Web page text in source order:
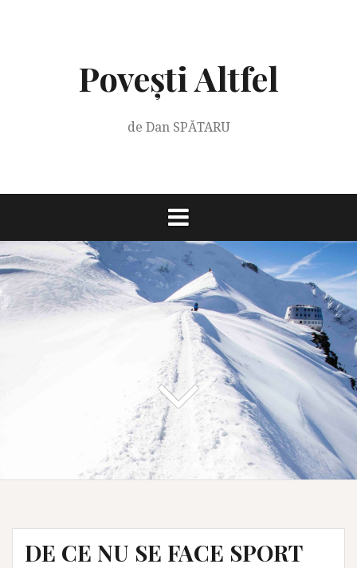
Povești Altfel
de Dan SPĂTARU
DE CE NU SE FACE SPORT